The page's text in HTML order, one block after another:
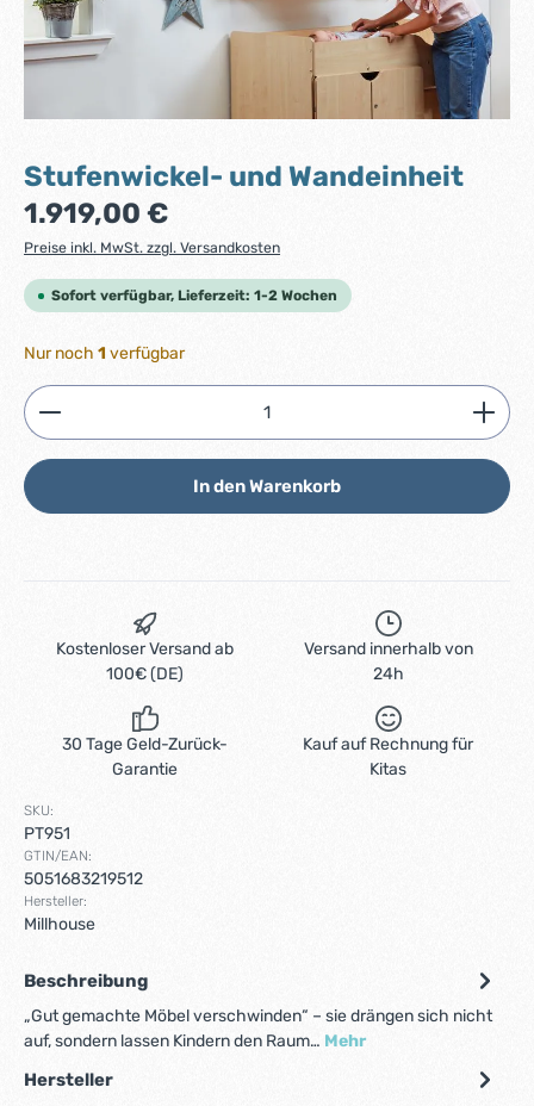
Stufenwickel- und Wandeinheit
Regulärer Preis:
1.919,00 €
Preise inkl. MwSt. zzgl. Versandkosten
Sofort verfügbar, Lieferzeit: 1-2 Wochen
Nur noch 1 verfügbar
Produkt Anzahl: Gib den gewünschten Wert ein
In den Warenkorb
Kostenloser Versand ab
100€ (DE)
Versand innerhalb von
24h
30 Tage Geld-Zurück-
Garantie
Kauf auf Rechnung für
Kitas
SKU:
PT951
GTIN/EAN:
5051683219512
Hersteller:
Millhouse
Beschreibung
„Gut gemachte Möbel verschwinden“ – sie drängen sich nicht
auf, sondern lassen Kindern den Raum… Mehr
Hersteller